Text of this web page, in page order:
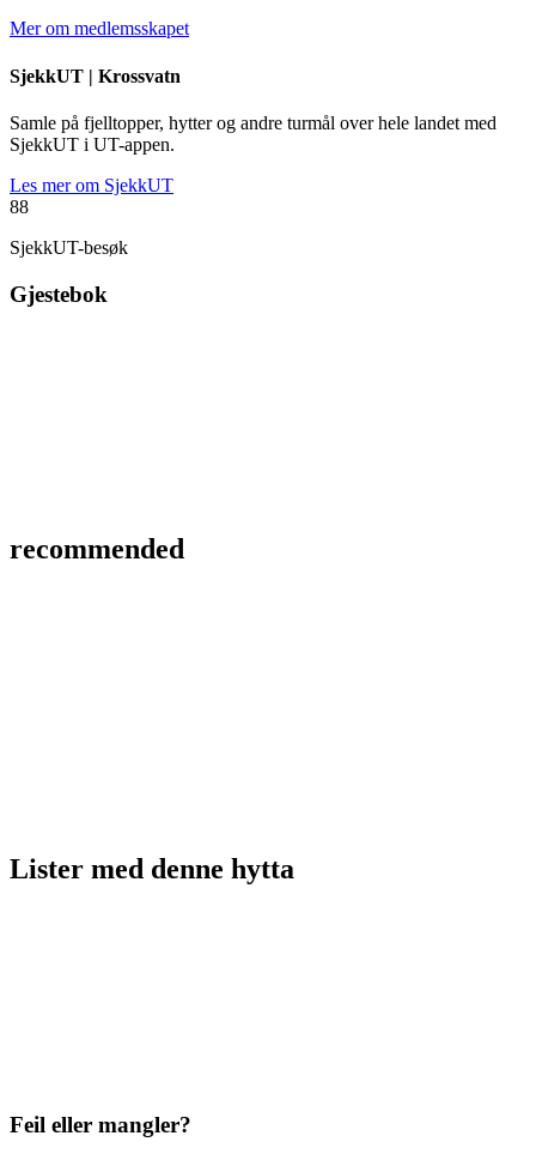
Mer om medlemsskapet
SjekkUT | Krossvatn
Samle på fjelltopper, hytter og andre turmål over hele landet med
SjekkUT i UT-appen.
Les mer om SjekkUT
88
SjekkUT-besøk
Gjestebok
recommended
Lister med denne hytta
Feil eller mangler?